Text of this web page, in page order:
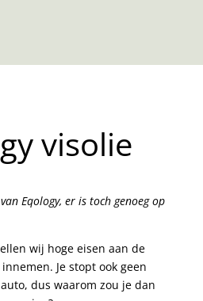
visolie
Eqology, er is toch genoeg op
wij hoge eisen aan de
Je stopt ook geen
dus waarom zou je dan